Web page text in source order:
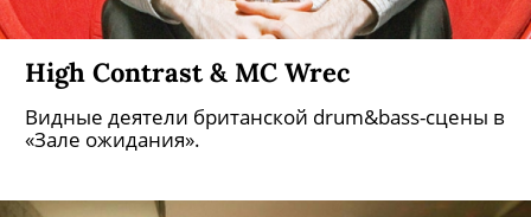
High Contrast & MC Wrec
Видные деятели британской drum&bass-сцены в
«Зале ожидания».